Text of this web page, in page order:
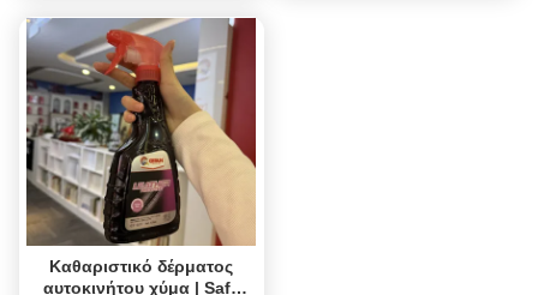
Καθαριστικό δέρματος
αυτοκινήτου χύμα | Safe